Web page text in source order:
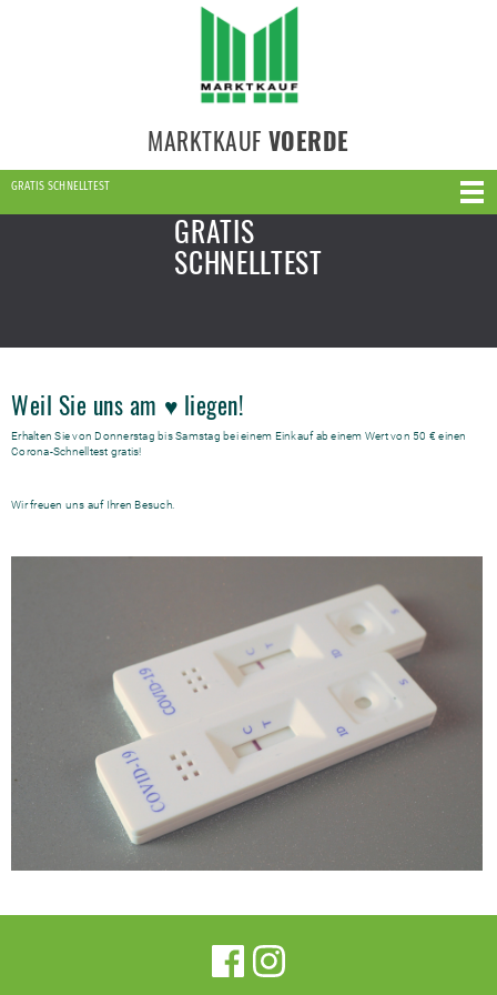
MARKTKAUF VOERDE
GRATIS SCHNELLTEST
GRATIS
SCHNELLTEST
Weil Sie uns am ♥️ liegen!
Erhalten Sie von Donnerstag bis Samstag bei einem Einkauf ab einem Wert von 50 € einen
Corona-Schnelltest gratis!
Wir freuen uns auf Ihren Besuch.